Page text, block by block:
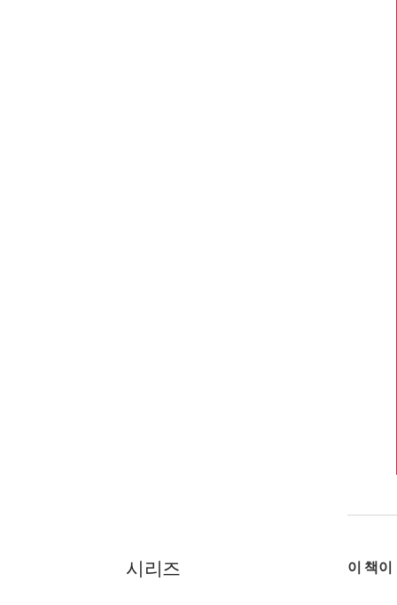
시리즈 이 책이